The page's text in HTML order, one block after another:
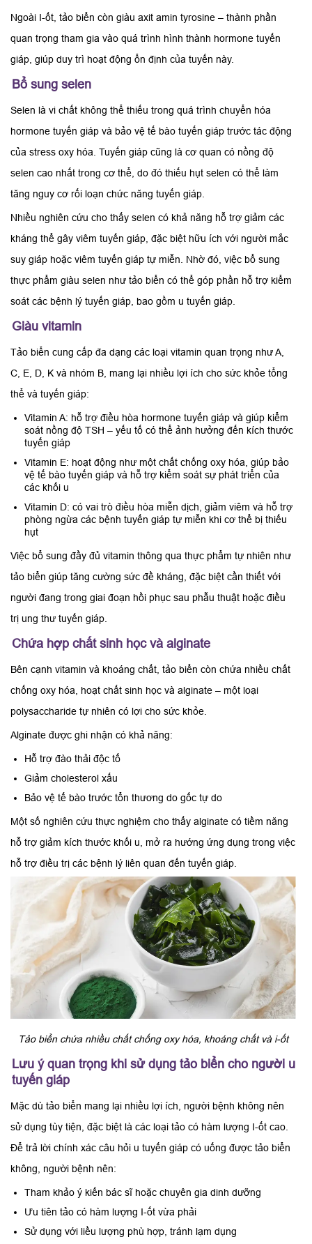
Ngoài I-ốt, tảo biển còn giàu axit amin tyrosine – thành phần
quan trọng tham gia vào quá trình hình thành hormone tuyến
giáp, giúp duy trì hoạt động ổn định của tuyến này.
Bổ sung selen
Selen là vi chất không thể thiếu trong quá trình chuyển hóa
hormone tuyến giáp và bảo vệ tế bào tuyến giáp trước tác động
của stress oxy hóa. Tuyến giáp cũng là cơ quan có nồng độ
selen cao nhất trong cơ thể, do đó thiếu hụt selen có thể làm
tăng nguy cơ rối loạn chức năng tuyến giáp.
Nhiều nghiên cứu cho thấy selen có khả năng hỗ trợ giảm các
kháng thể gây viêm tuyến giáp, đặc biệt hữu ích với người mắc
suy giáp hoặc viêm tuyến giáp tự miễn. Nhờ đó, việc bổ sung
thực phẩm giàu selen như tảo biển có thể góp phần hỗ trợ kiểm
soát các bệnh lý tuyến giáp, bao gồm u tuyến giáp.
Giàu vitamin
Tảo biển cung cấp đa dạng các loại vitamin quan trọng như A,
C, E, D, K và nhóm B, mang lại nhiều lợi ích cho sức khỏe tổng
thể và tuyến giáp:
Vitamin A: hỗ trợ điều hòa hormone tuyến giáp và giúp kiểm
soát nồng độ TSH – yếu tố có thể ảnh hưởng đến kích thước
tuyến giáp
Vitamin E: hoạt động như một chất chống oxy hóa, giúp bảo
vệ tế bào tuyến giáp và hỗ trợ kiểm soát sự phát triển của
các khối u
Vitamin D: có vai trò điều hòa miễn dịch, giảm viêm và hỗ trợ
phòng ngừa các bệnh tuyến giáp tự miễn khi cơ thể bị thiếu
hụt
Việc bổ sung đầy đủ vitamin thông qua thực phẩm tự nhiên như
tảo biển giúp tăng cường sức đề kháng, đặc biệt cần thiết với
người đang trong giai đoạn hồi phục sau phẫu thuật hoặc điều
trị ung thư tuyến giáp.
Chứa hợp chất sinh học và alginate
Bên cạnh vitamin và khoáng chất, tảo biển còn chứa nhiều chất
chống oxy hóa, hoạt chất sinh học và alginate – một loại
polysaccharide tự nhiên có lợi cho sức khỏe.
Alginate được ghi nhận có khả năng:
Hỗ trợ đào thải độc tố
Giảm cholesterol xấu
Bảo vệ tế bào trước tổn thương do gốc tự do
Một số nghiên cứu thực nghiệm cho thấy alginate có tiềm năng
hỗ trợ giảm kích thước khối u, mở ra hướng ứng dụng trong việc
hỗ trợ điều trị các bệnh lý liên quan đến tuyến giáp.
Tảo biển chứa nhiều chất chống oxy hóa, khoáng chất và i-ốt
Lưu ý quan trọng khi sử dụng tảo biển cho người u
tuyến giáp
Mặc dù tảo biển mang lại nhiều lợi ích, người bệnh không nên
sử dụng tùy tiện, đặc biệt là các loại tảo có hàm lượng I-ốt cao.
Để trả lời chính xác câu hỏi u tuyến giáp có uống được tảo biển
không, người bệnh nên:
Tham khảo ý kiến bác sĩ hoặc chuyên gia dinh dưỡng
Ưu tiên tảo có hàm lượng I-ốt vừa phải
Sử dụng với liều lượng phù hợp, tránh lạm dụng